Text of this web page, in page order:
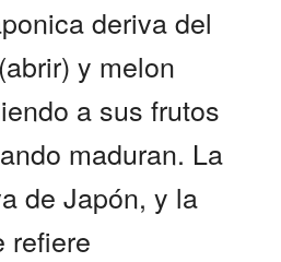
deriva del
y melon
a sus frutos
maduran. La
de Japón, y la
refiere